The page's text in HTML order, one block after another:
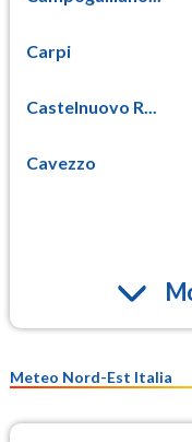
Carpi
Castelnuovo R...
Cavezzo
Meteo Nord-Est Italia